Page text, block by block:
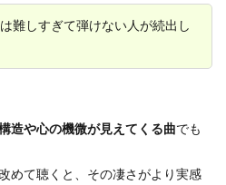
難しすぎて弾けない人が続出し
造や心の機微が見えてくる曲でも
めて聴くと、その凄さがより実感